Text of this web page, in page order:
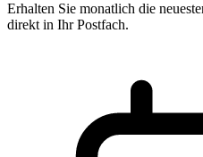
Erhalten Sie monatlich die
direkt in Ihr Postfach.